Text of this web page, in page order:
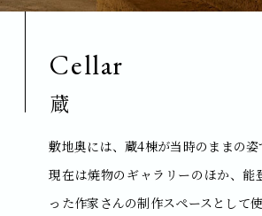
Cellar
蔵
敷地奥には、蔵4棟が当時の ままの姿
現在は焼物のギャラリーのほか、能
った作家さんの制作スペースとして